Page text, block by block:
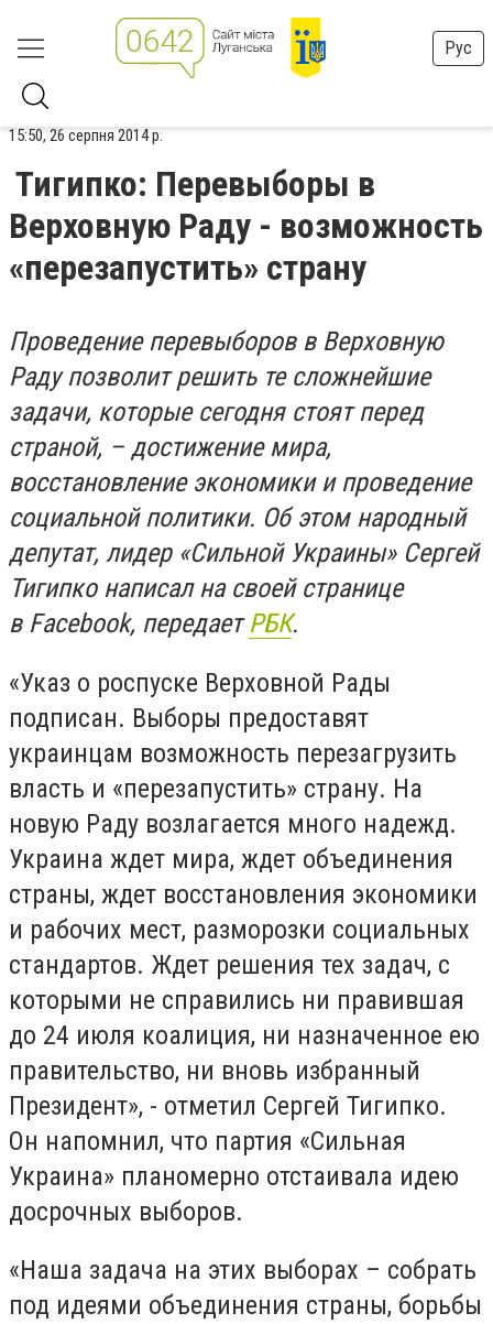
Рус
15:50, 26 серпня 2014 р.
Тигипко: Перевыборы в
Верховную Раду - возможность
«перезапустить» страну
Проведение перевыборов в Верховную
Раду позволит решить те сложнейшие
задачи, которые сегодня стоят перед
страной, – достижение мира,
восстановление экономики и проведение
социальной политики. Об этом народный
депутат, лидер «Сильной Украины» Сергей
Тигипко написал на своей странице
в Facebook, передаетРБК.
«Указ о роспуске Верховной Рады
подписан. Выборы предоставят
украинцам возможность перезагрузить
власть и «перезапустить» страну. На
новую Раду возлагается много надежд.
Украина ждет мира, ждет объединения
страны, ждет восстановления экономики
и рабочих мест, разморозки социальных
стандартов. Ждет решения тех задач, с
которыми не справились ни правившая
до 24 июля коалиция, ни назначенное ею
правительство, ни вновь избранный
Президент», - отметил Сергей Тигипко.
Он напомнил, что партия «Сильная
Украина» планомерно отстаивала идею
досрочных выборов.
«Наша задача на этих выборах – собрать
под идеями объединения страны, борьбы